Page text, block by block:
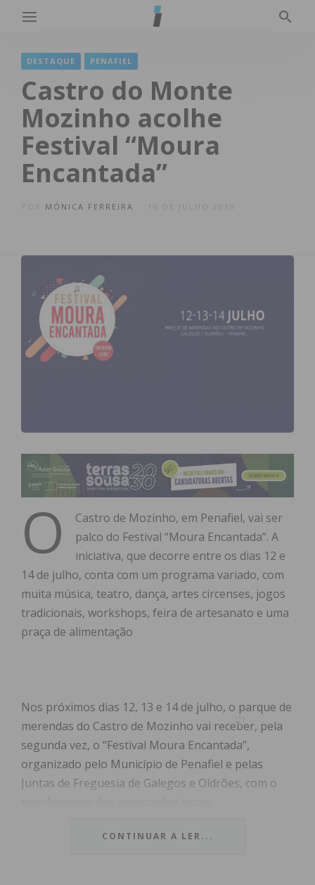
DESTAQUE PENAFIEL
Castro do Monte
Mozinho acolhe
Festival “Moura
Encantada”
MÓNICA FERREIRA
O
Castro de Mozinho, em Penafiel, vai ser
palco do Festival “Moura Encantada”. A
iniciativa, que decorre entre os dias 12 e
14 de julho, conta com um programa variado, com
muita música, teatro, dança, artes circenses, jogos
tradicionais, workshops, feira de artesanato e uma
praça de alimentação
Nos próximos dias 12, 13 e 14 de julho, o parque de
merendas do Castro de Mozinho vai receber, pela
segunda vez, o “Festival Moura Encantada”,
organizado pelo Município de Penafiel e pelas
Juntas de Freguesia de Galegos e Oldrões, com o
Os visitantes, além de poderem usufruir de um dos
CONTINUAR A LER...